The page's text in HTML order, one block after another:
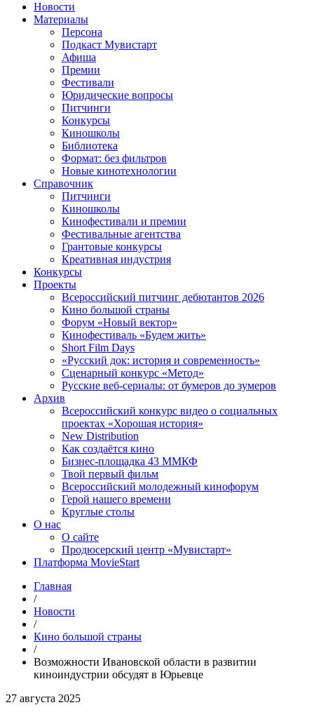
Новости
Материалы
Персона
Подкаст Мувистарт
Афиша
Премии
Фестивали
Юридические вопросы
Питчинги
Конкурсы
Киношколы
Библиотека
Формат: без фильтров
Новые кинотехнологии
Справочник
Питчинги
Киношколы
Кинофестивали и премии
Фестивальные агентства
Грантовые конкурсы
Креативная индустрия
Конкурсы
Проекты
Всероссийский питчинг дебютантов 2026
Кино большой страны
Форум «Новый вектор»
Кинофестиваль «Будем жить»
Short Film Days
«Русский док: история и современность»
Сценарный конкурс «Метод»
Русские веб-сериалы: от бумеров до зумеров
Архив
Всероссийский конкурс видео о социальных
проектах «Хорошая история»
New Distribution
Как создаётся кино
Бизнес-площадка 43 ММКФ
Твой первый фильм
Всероссийский молодежный кинофорум
Герой нашего времени
Круглые столы
О нас
О сайте
Продюсерский центр «Мувистарт»
Платформа MovieStart
Главная
/
Новости
/
Кино большой страны
/
Возможности Ивановской области в развитии
киноиндустрии обсудят в Юрьевце
27 августа 2025